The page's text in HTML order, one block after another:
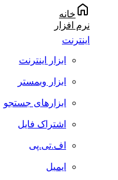
خانه
نرم افزار
اینترنت
ابزار اینترنت
ابزار وبمستر
ابزارهای جستجو
اشتراک فایل
اف.تی.پی
ایمیل